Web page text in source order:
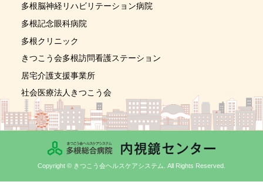
多根脳神経リハビリテーション病院
多根記念眼科病院
多根クリニック
きつこう会多根訪問看護ステーション
居宅介護支援事業所
社会医療法人きつこう会
Copyright © きつこう会ヘルスケアシステム. All Rights Reserved.